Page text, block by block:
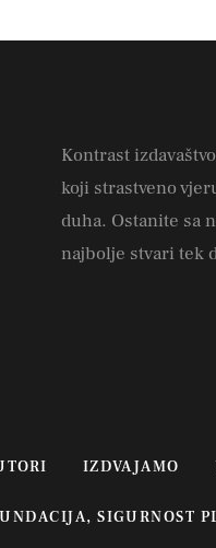
Kontrast
koji strastveno
duha. Ostanite sa
najbolje stvari tek
IZDVAJAMO
SIGURNOST